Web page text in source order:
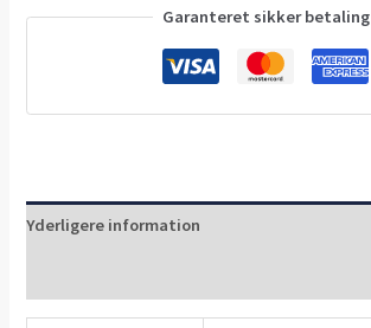
Garanteret sikker betaling
Yderligere information